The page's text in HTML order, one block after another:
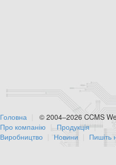
© 2004–2026 CCMS
Головна
Про компанію
Продукція
Виробництво
Новини Пишіть